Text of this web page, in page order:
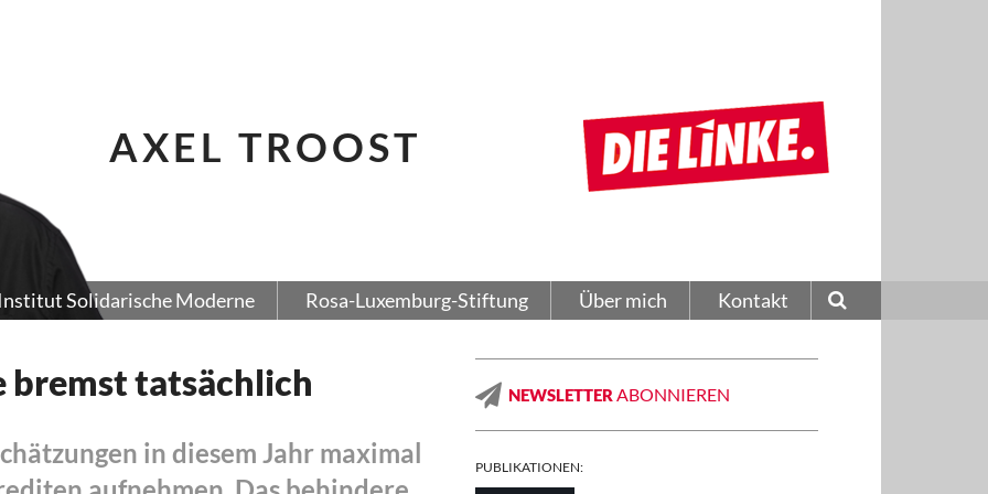
AXEL TROOST
Solidarische Moderne Rosa-Luxemburg-Stiftung Über mich Kontakt
bremst tatsächlich
in diesem Jahr maximal
NEWSLETTER ABONNIEREN
PUBLIKATIONEN: